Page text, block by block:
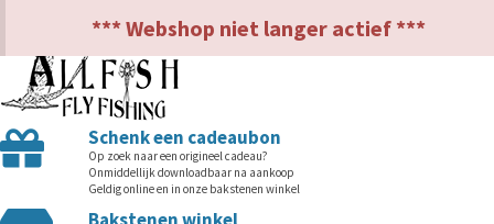
*** Webshop niet langer actief ***
Schenk een cadeaubon
Op zoek naar een origineel cadeau?
Onmiddellijk downloadbaar na aankoop
Geldig online en in onze bakstenen winkel